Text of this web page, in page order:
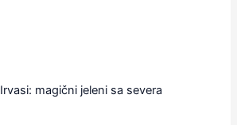
Irvasi: magični jeleni sa severa